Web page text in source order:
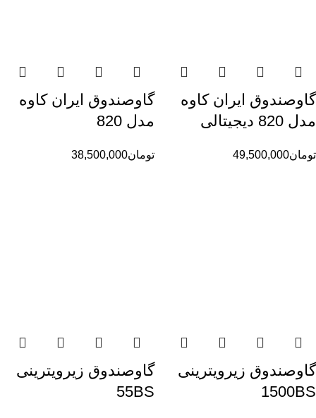
گاوصندوق ایران کاوه
مدل 820 دیجیتالی
تومان49,500,000
گاوصندوق ایران کاوه
مدل 820
تومان38,500,000
گاوصندوق زیرویترینی
1500BS
گاوصندوق زیرویترینی
55BS